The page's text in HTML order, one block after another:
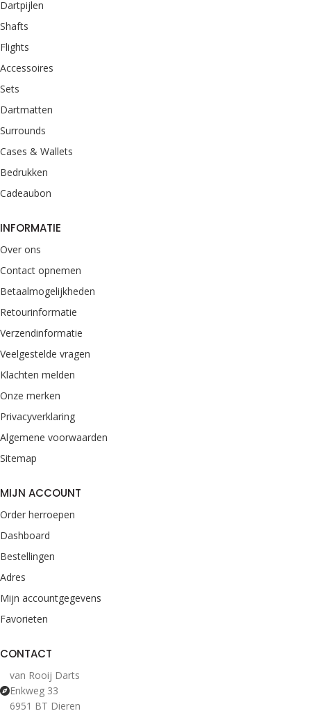
Dartpijlen
Shafts
Flights
Accessoires
Sets
Dartmatten
Surrounds
Cases & Wallets
Bedrukken
Cadeaubon
INFORMATIE
Over ons
Contact opnemen
Betaalmogelijkheden
Retourinformatie
Verzendinformatie
Veelgestelde vragen
Klachten melden
Onze merken
Privacyverklaring
Algemene voorwaarden
Sitemap
MIJN ACCOUNT
Order herroepen
Dashboard
Bestellingen
Adres
Mijn accountgegevens
Favorieten
CONTACT
van Rooij Darts
Enkweg 33
6951 BT Dieren